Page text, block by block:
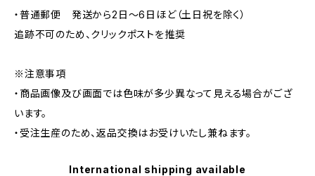
・普通郵便 発送から2日〜6日ほど（土日祝を除く）
追跡不可のため、クリックポストを推奨
※注意事項
・商品画像及び画面では色味が多少異なって見える場合がござ
います。
・受注生産のため、返品交換はお受けいたし兼ねます。
International shipping available